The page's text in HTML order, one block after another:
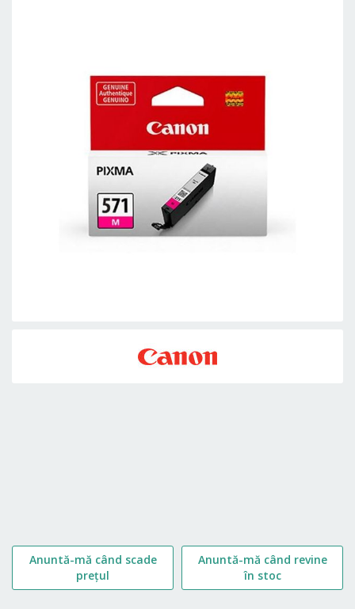
Anuntă-mă când scade
prețul
Anuntă-mă când revine
în stoc